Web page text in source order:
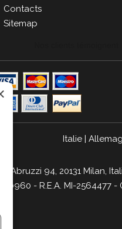
Contacts
Sitemap
Italie |
Abruzzi 94, 20131 Milan,
- R.E.A. MI-